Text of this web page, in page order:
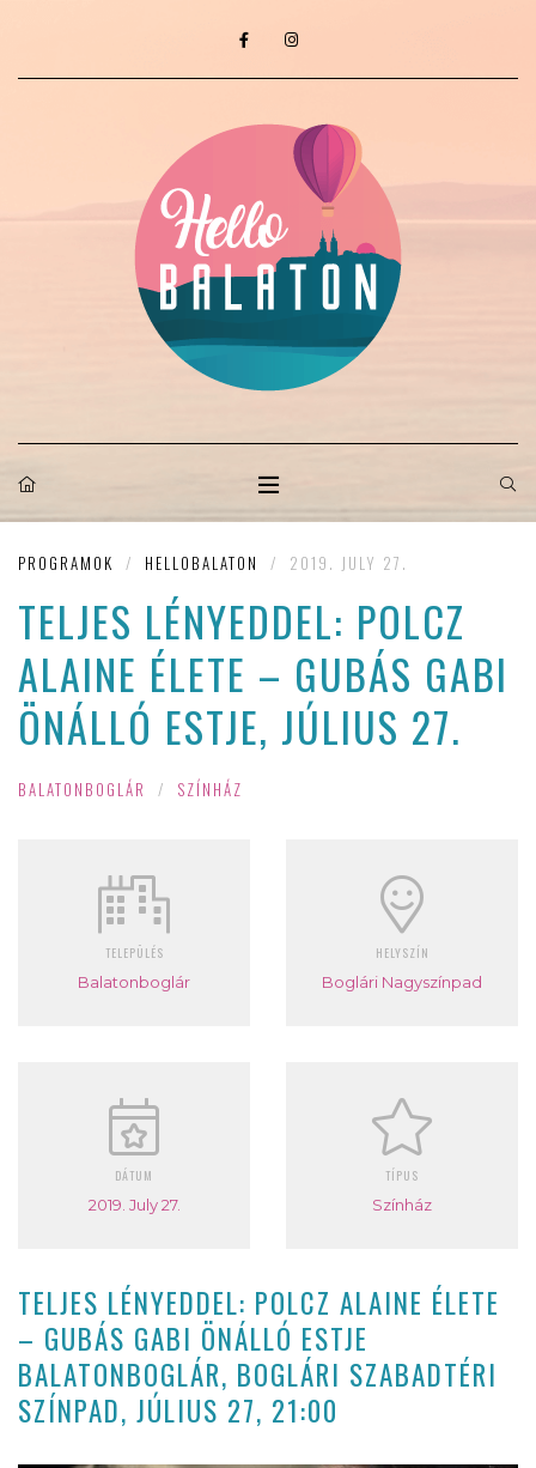
PROGRAMOK / HELLOBALATON / 2019. JULY 27.
TELJES LÉNYEDDEL: POLCZ
ALAINE ÉLETE – GUBÁS GABI
ÖNÁLLÓ ESTJE, JÚLIUS 27.
BALATONBOGLÁR / SZÍNHÁZ
TELEPÜLÉS
Balatonboglár
HELYSZÍN
Boglári Nagyszínpad
DÁTUM
2019. July 27.
TÍPUS
Színház
TELJES LÉNYEDDEL: POLCZ ALAINE ÉLETE
– GUBÁS GABI ÖNÁLLÓ ESTJE
BALATONBOGLÁR, BOGLÁRI SZABADTÉRI
SZÍNPAD, JÚLIUS 27, 21:00